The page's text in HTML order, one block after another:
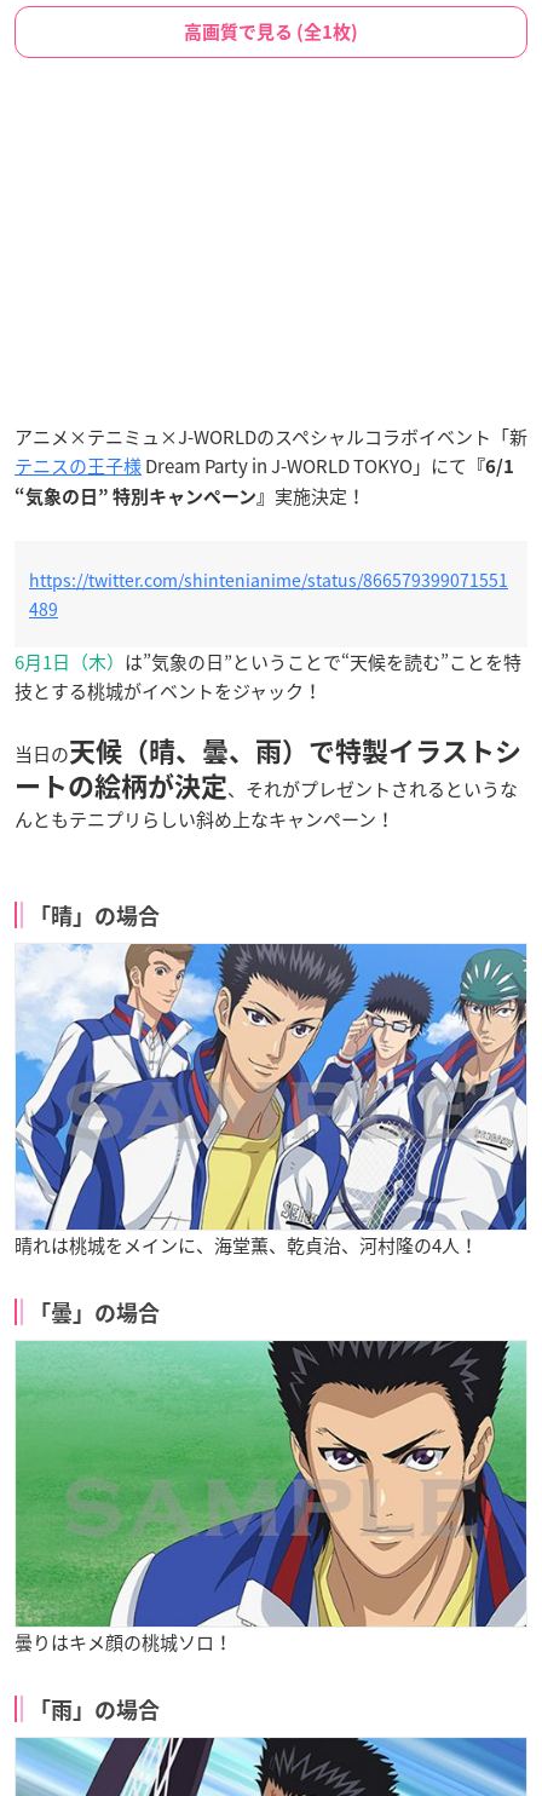
高画質で見る (全1枚)
アニメ×テニミュ×J-WORLDのスペシャルコラボイベント「新
テニスの王子様Dream Party in J-WORLD TOKYO」にて 『6/1
“気象の日” 特別キャンペーン』 実施決定！
https://twitter.com/shintenianime/status/866579399071551
489
6月1日（木） は”気象の日”ということで“天候を読む”ことを特
技とする桃城がイベントをジャック！
当日の天候（晴、曇、雨）で特製イラストシ
ートの絵柄が決定、それがプレゼントされるというな
んともテニプリらしい斜め上なキャンペーン！
「晴」の場合
晴れは桃城をメインに、海堂薫、乾貞治、河村隆の4人！
「曇」の場合
曇りはキメ顔の桃城ソロ！
「雨」の場合